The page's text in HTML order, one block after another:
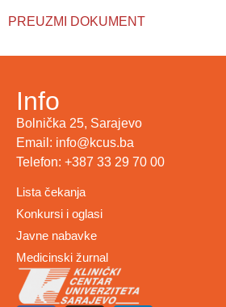
PREUZMI DOKUMENT
Info
Bolnička 25, Sarajevo
Email: info@kcus.ba
Telefon: +387 33 29 70 00
Lista čekanja
Konkursi i oglasi
Javne nabavke
Medicinski žurnal